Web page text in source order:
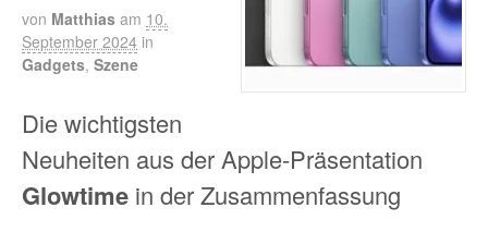
von Matthias am 10.
September 2024 in
Gadgets, Szene
Die wichtigsten
Neuheiten aus der Apple-Präsentation
Glowtime in der Zusammenfassung